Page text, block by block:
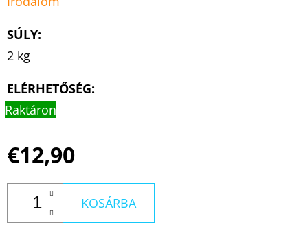
SÚLY:
2 kg
ELÉRHETŐSÉG:
Raktáron
€12,90
KOSÁRBA